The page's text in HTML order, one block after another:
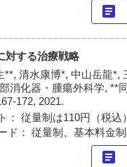
article
対する治療戦略
**, 清水康博*, 中山岳龍*,
消化器・腫瘍外科学, **
172, 2021.
： 従量制は110円（税込
ド： 従量制、基本料金
article